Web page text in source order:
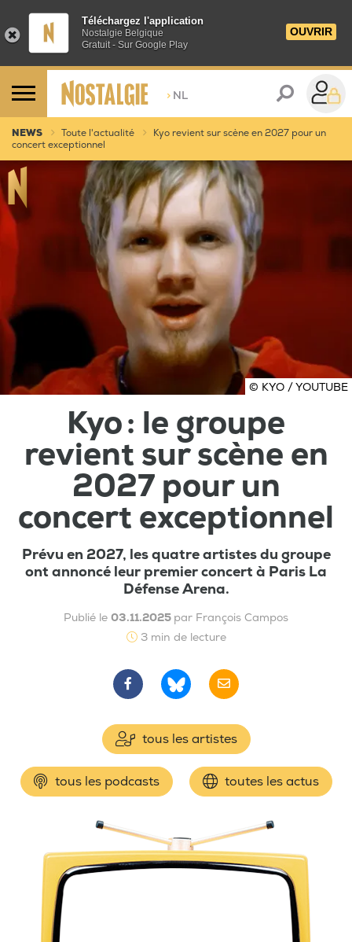
Téléchargez l'application
Nostalgie Belgique
Gratuit - Sur Google Play
OUVRIR
> NL
NEWS Toute l'actualité
Kyo revient sur scène en 2027 pour un
concert exceptionnel
© KYO / YOUTUBE
Kyo : le groupe
revient sur scène en
2027 pour un
concert exceptionnel
Prévu en 2027, les quatre artistes du groupe
ont annoncé leur premier concert à Paris La
Défense Arena.
Publié le 03.11.2025 par François Campos
3 min de lecture
tous les artistes
tous les podcasts toutes les actus